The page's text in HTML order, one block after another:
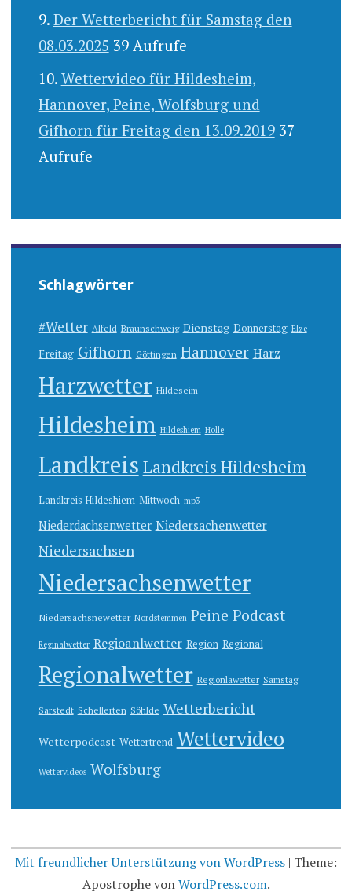
Der Wetterbericht für Samstag den
08.03.2025 39 Aufrufe
Wettervideo für Hildesheim,
Hannover, Peine, Wolfsburg und
Gifhorn für Freitag den 13.09.2019 37
Aufrufe
Schlagwörter
#Wetter Alfeld Braunschweig Dienstag Donnerstag Elze
Freitag Gifhorn Göttingen Hannover Harz
Harzwetter Hildeseim
Hildesheim Hildeshiem Holle
Landkreis Landkreis Hildesheim
Landkreis Hildeshiem Mittwoch mp3
Niederdachsenwetter Niedersachenwetter
Niedersachsen
Niedersachsenwetter
Niedersachsnewetter Nordstemmen Peine Podcast
Reginalwetter Regioanlwetter Region Regional
Regionalwetter Regionlawetter Samstag
Sarstedt Schellerten Söhlde Wetterbericht
Wetterpodcast Wettertrend Wettervideo
Wettervideos Wolfsburg
Mit freundlicher Unterstützung von WordPress | Theme:
Apostrophe vonWordPress.com.